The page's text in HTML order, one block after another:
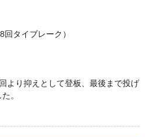
タイブレーク）
より抑えとして登板、最後まで投げ
。